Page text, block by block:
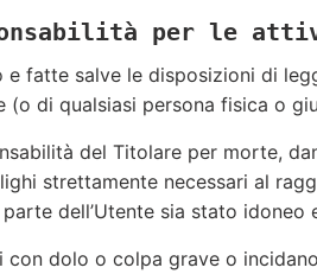
per le
fatte salve le disposizioni di
di qualsiasi persona fisica o
del Titolare per morte,
strettamente necessari al
dell’Utente sia stato idoneo
dolo o colpa grave o